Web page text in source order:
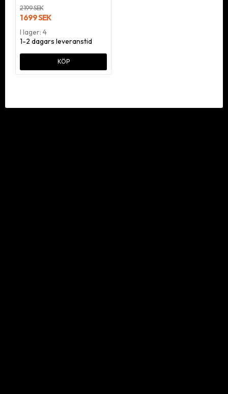
2 199 SEK
1 699 SEK
I lager: 4
1-2 dagars leveranstid
KÖP